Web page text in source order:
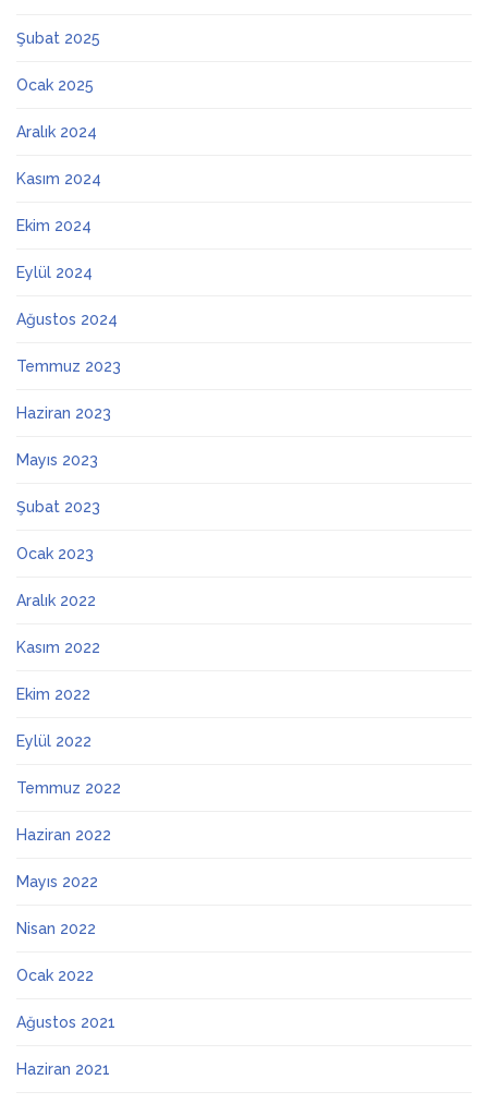
Şubat 2025
Ocak 2025
Aralık 2024
Kasım 2024
Ekim 2024
Eylül 2024
Ağustos 2024
Temmuz 2023
Haziran 2023
Mayıs 2023
Şubat 2023
Ocak 2023
Aralık 2022
Kasım 2022
Ekim 2022
Eylül 2022
Temmuz 2022
Haziran 2022
Mayıs 2022
Nisan 2022
Ocak 2022
Ağustos 2021
Haziran 2021